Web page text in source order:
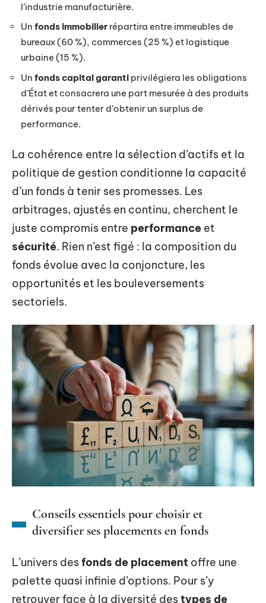
l’industrie manufacturière.
Un fonds immobilier répartira entre immeubles de
bureaux (60 %), commerces (25 %) et logistique
urbaine (15 %).
Un fonds capital garanti privilégiera les obligations
d’État et consacrera une part mesurée à des produits
dérivés pour tenter d’obtenir un surplus de
performance.
La cohérence entre la sélection d’actifs et la
politique de gestion conditionne la capacité
d’un fonds à tenir ses promesses. Les
arbitrages, ajustés en continu, cherchent le
juste compromis entre performance et
sécurité. Rien n’est figé : la composition du
fonds évolue avec la conjoncture, les
opportunités et les bouleversements
sectoriels.
Conseils essentiels pour choisir et
diversifier ses placements en fonds
L’univers desfonds de placement offre une
palette quasi infinie d’options. Pour s’y
retrouver face à la diversité destypes de